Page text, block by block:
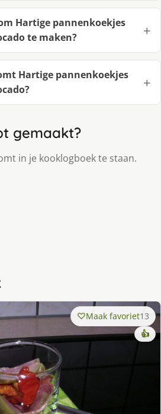
Hartige pannenkoekjes
te maken?
Hartige pannenkoekjes
gemaakt?
in je kooklogboek te staan.
Maak favoriet13
👍